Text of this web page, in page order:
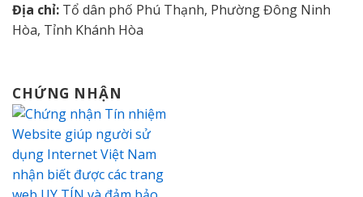
Địa chỉ: Tổ dân phố Phú Thạnh, Phường Đông Ninh
Hòa, Tỉnh Khánh Hòa
CHỨNG NHẬN